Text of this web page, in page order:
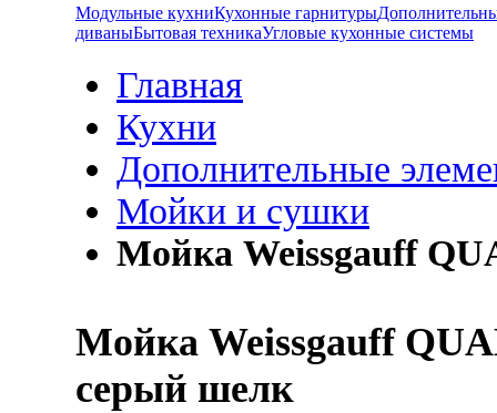
Модульные кухниКухонные гарнитуры
диваныБытовая техникаУгловые кухонные системы
Главная
Кухни
Дополнительные
Мойки и сушки
Мойка Weissgauff
Мойка Weissgauff
серый шелк